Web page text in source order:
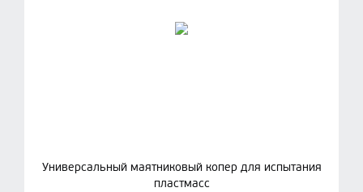
Универсальный маятниковый копер для испытания
пластмасс